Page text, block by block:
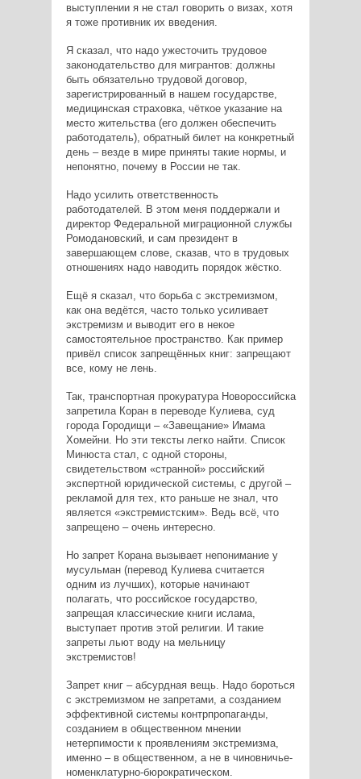
выступлении я не стал говорить о визах, хотя
я тоже противник их введения.
Я сказал, что надо ужесточить трудовое
законодательство для мигрантов: должны
быть обязательно трудовой договор,
зарегистрированный в нашем государстве,
медицинская страховка, чёткое указание на
место жительства (его должен обеспечить
работодатель), обратный билет на конкретный
день – везде в мире приняты такие нормы, и
непонятно, почему в России не так.
Надо усилить ответственность
работодателей. В этом меня поддержали и
директор Федеральной миграционной службы
Ромодановский, и сам президент в
завершающем слове, сказав, что в трудовых
отношениях надо наводить порядок жёстко.
Ещё я сказал, что борьба с экстремизмом,
как она ведётся, часто только усиливает
экстремизм и выводит его в некое
самостоятельное пространство. Как пример
привёл список запрещённых книг: запрещают
все, кому не лень.
Так, транспортная прокуратура Новороссийска
запретила Коран в переводе Кулиева, суд
города Городищи – «Завещание» Имама
Хомейни. Но эти тексты легко найти. Список
Минюста стал, с одной стороны,
свидетельством «странной» российский
экспертной юридической системы, с другой –
рекламой для тех, кто раньше не знал, что
является «экстремистским». Ведь всё, что
запрещено – очень интересно.
Но запрет Корана вызывает непонимание у
мусульман (перевод Кулиева считается
одним из лучших), которые начинают
полагать, что российское государство,
запрещая классические книги ислама,
выступает против этой религии. И такие
запреты льют воду на мельницу
экстремистов!
Запрет книг – абсурдная вещь. Надо бороться
с экстремизмом не запретами, а созданием
эффективной системы контрпропаганды,
созданием в общественном мнении
нетерпимости к проявлениям экстремизма,
именно – в общественном, а не в чиновничье-
номенклатурно-бюрократическом.